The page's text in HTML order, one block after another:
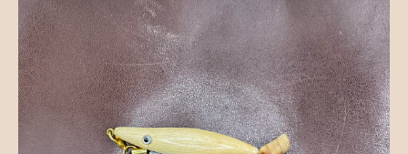
750円（税込）
ショッピングを続ける
新着商品から探す
Tomorrow is a new dayについて
餌木キーホルダー
木工アクセサリー
木工小物
価格帯
～
その他